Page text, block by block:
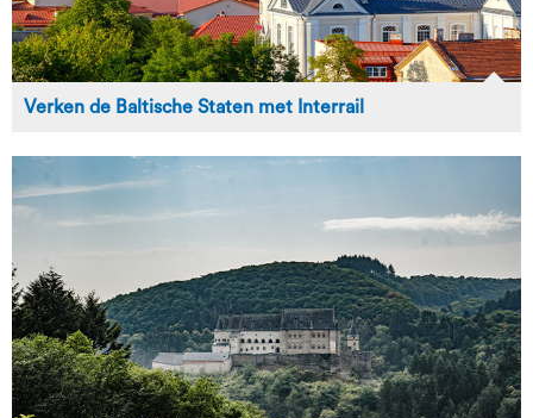
Verken de Baltische Staten met Interrail